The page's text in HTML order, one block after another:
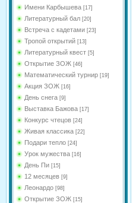
Имени Карбышева [17]
Литературный бал [20]
Встреча с кадетами [23]
Тропой открытий [13]
Литературный квест [5]
Открытие ЗОЖ [46]
Математический турнир [19]
Акция ЗОЖ [16]
День снега [9]
Выставка Бажова [17]
Конкурс чтецов [24]
Живая классика [22]
Подари тепло [24]
Урок мужества [16]
День Пи [15]
12 месяцев [9]
Леонардо [98]
Открытие ЗОЖ [15]